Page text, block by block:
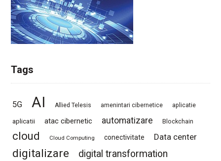
Tags
5G AI Allied Telesis amenintari cibernetice aplicatie
aplicatii atac cibernetic automatizare Blockchain
cloud Cloud Computing conectivitate Data center
digitalizare digital transformation